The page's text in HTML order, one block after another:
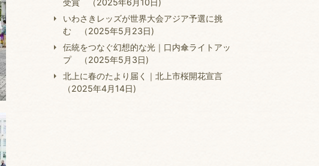
受賞 （2025年6月10日)
いわさきレッズが世界大会アジア予選に挑
む （2025年5月23日)
伝統をつなぐ幻想的な光｜口内傘ライトアッ
プ （2025年5月3日)
北上に春のたより届く｜北上市桜開花宣言
（2025年4月14日)